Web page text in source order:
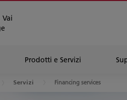
Prodotti e Servizi
Servizi Financing services